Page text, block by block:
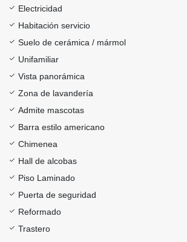
Electricidad
Habitación servicio
Suelo de cerámica / mármol
Unifamiliar
Vista panorámica
Zona de lavandería
Admite mascotas
Barra estilo americano
Chimenea
Hall de alcobas
Piso Laminado
Puerta de seguridad
Reformado
Trastero